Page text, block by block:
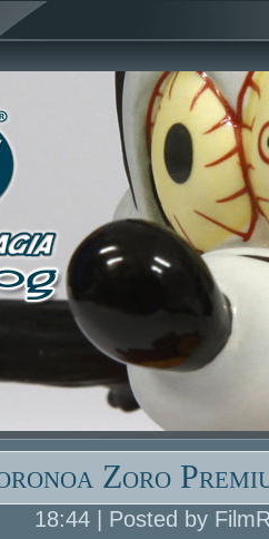
Zoro
18:44 | Posted by